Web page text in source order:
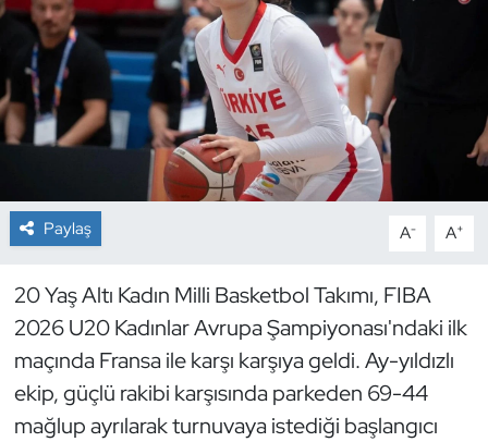
Paylaş A- A+
20 Yaş Altı Kadın Milli Basketbol Takımı, FIBA
2026 U20 Kadınlar Avrupa Şampiyonası'ndaki ilk
maçında Fransa ile karşı karşıya geldi. Ay-yıldızlı
ekip, güçlü rakibi karşısında parkeden 69-44
mağlup ayrılarak turnuvaya istediği başlangıcı
Buz Pateni
Çim Hokeyi
Cimnastik
Dağcılık
Dans Sporları
Dövüş Sanatı
E-Spor